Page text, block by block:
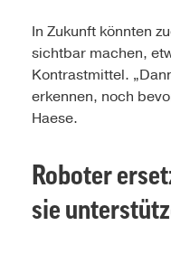
In Zukunft könnten
sichtbar machen,
Kontrastmittel.
erkennen, noch
Haese.
Roboter
sie